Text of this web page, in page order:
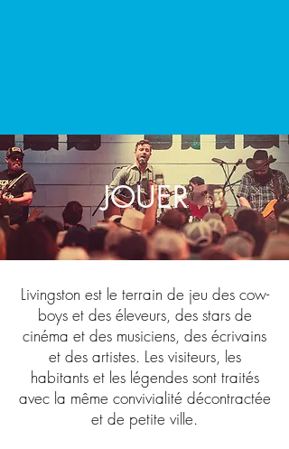
JOUER
Livingston est le terrain de jeu des cow-
boys et des éleveurs, des stars de
cinéma et des musiciens, des écrivains
et des artistes. Les visiteurs, les
habitants et les légendes sont traités
avec la même convivialité décontractée
et de petite ville.